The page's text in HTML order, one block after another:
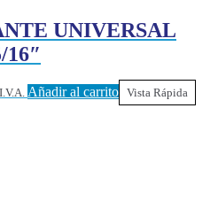
UNIVERSAL
Añadir al carrito Vista Rápida